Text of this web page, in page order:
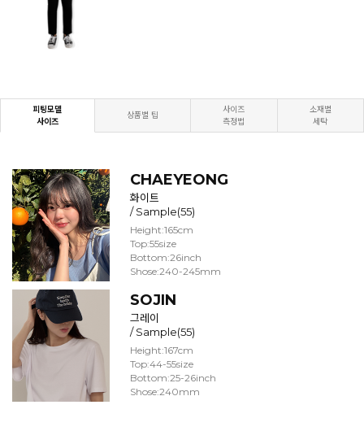
피팅모델
사이즈
상품별 팁
사이즈
측정법
소재별
세탁
CHAEYEONG
화이트
/ Sample(55)
Height:165cm
Top:55size
Bottom:26inch
Shose:240-245mm
SOJIN
그레이
/ Sample(55)
Height:167cm
Top:44-55size
Bottom:25-26inch
Shose:240mm